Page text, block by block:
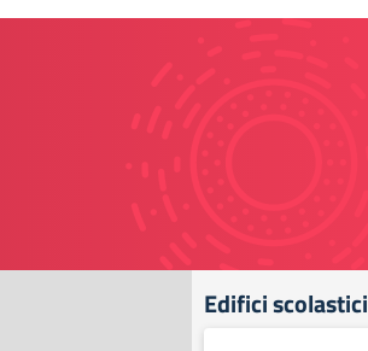
Edifici scolastici